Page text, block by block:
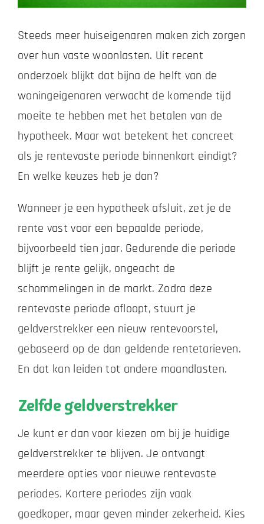
Zakelijk
Vacatures
Contact
Steeds meer huiseigenaren maken zich zorgen
over hun vaste woonlasten. Uit recent
onderzoek blijkt dat bijna de helft van de
woningeigenaren verwacht de komende tijd
moeite te hebben met het betalen van de
hypotheek. Maar wat betekent het concreet
als je rentevaste periode binnenkort eindigt?
En welke keuzes heb je dan?
Wanneer je een hypotheek afsluit, zet je de
rente vast voor een bepaalde periode,
bijvoorbeeld tien jaar. Gedurende die periode
blijft je rente gelijk, ongeacht de
schommelingen in de markt. Zodra deze
rentevaste periode afloopt, stuurt je
geldverstrekker een nieuw rentevoorstel,
gebaseerd op de dan geldende rentetarieven.
En dat kan leiden tot andere maandlasten.
Zelfde geldverstrekker
Je kunt er dan voor kiezen om bij je huidige
geldverstrekker te blijven. Je ontvangt
meerdere opties voor nieuwe rentevaste
periodes. Kortere periodes zijn vaak
goedkoper, maar geven minder zekerheid. Kies